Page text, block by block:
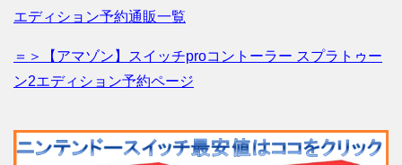
エディション予約通販一覧
＝＞【アマゾン】スイッチproコントーラー スプラトゥー
ン2エディション予約ページ